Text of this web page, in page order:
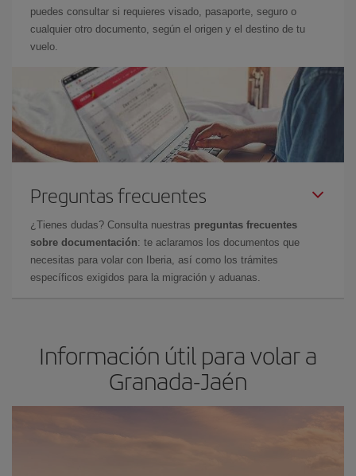
puedes consultar si requieres visado, pasaporte, seguro o
cualquier otro documento, según el origen y el destino de tu
vuelo.
Preguntas frecuentes
¿Tienes dudas? Consulta nuestras preguntas frecuentes
sobre documentación: te aclaramos los documentos que
necesitas para volar con Iberia, así como los trámites
específicos exigidos para la migración y aduanas.
Información útil para volar a
Granada-Jaén